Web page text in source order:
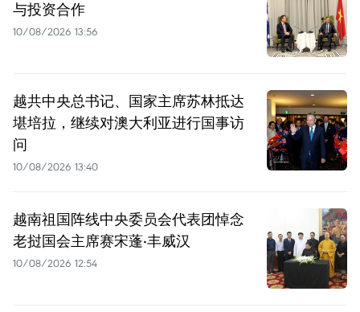
与投资合作
10/08/2026 13:56
越共中央总书记、国家主席苏林抵达
堪培拉，继续对澳大利亚进行国事访
问
10/08/2026 13:40
越南祖国阵线中央委员会代表团悼念
老挝国会主席赛宋蓬·丰威汉
10/08/2026 12:54